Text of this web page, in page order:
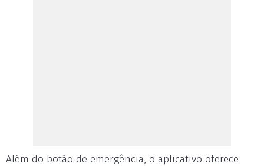
Além do botão de emergência, o aplicativo oferece